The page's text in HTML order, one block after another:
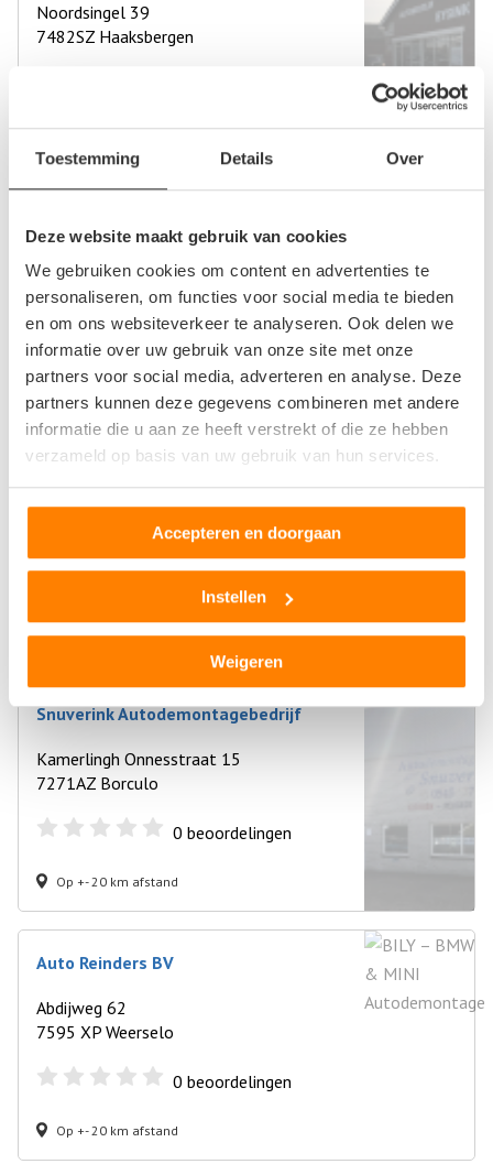
Toestemming Details Over
Deze website maakt gebruik van cookies
We gebruiken cookies om content en advertenties te
personaliseren, om functies voor social media te bieden
en om ons websiteverkeer te analyseren. Ook delen we
informatie over uw gebruik van onze site met onze
partners voor social media, adverteren en analyse. Deze
partners kunnen deze gegevens combineren met andere
informatie die u aan ze heeft verstrekt of die ze hebben
verzameld op basis van uw gebruik van hun services.
Accepteren en doorgaan
Instellen
Weigeren
Noordsingel 39
7482SZ Haaksbergen
Op +- 18 km afstand
Garstweg 16
7676ST Westerhaar-Vriezenveensewijk
0beoordelingen
Op +- 19 km afstand
Doldersum BV Sloop- en Handelsbedrijf
Garstweg 20
7676ST Westerhaar-Vriezenveensewijk
Op +- 19 km afstand
Snuverink Autodemontagebedrijf
Kamerlingh Onnesstraat 15
7271AZ Borculo
0 beoordelingen
Op +- 20 km afstand
Auto Reinders BV
Abdijweg 62
7595 XP Weerselo
0 beoordelingen
Op +- 20 km afstand